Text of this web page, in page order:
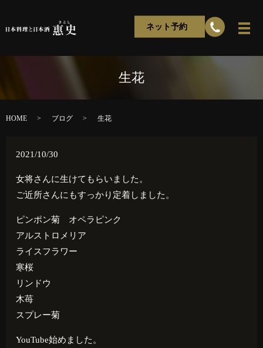
ネット予約
生花
HOME ブログ 生花
2021/10/30
女将さんに生けてもらいました。
ご近所さんにもすっかり定着しました。
ピンポン菊 オペラピンク
アルストロメリア
ライスフラワー
寒桜
リンドウ
木苺
スプレー菊
YouTube始めました。